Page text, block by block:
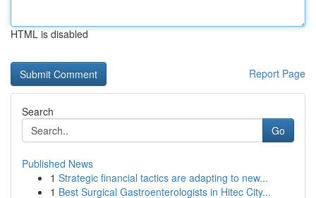
HTML is disabled
Report Page
Search
Go
Published News
1 Strategic financial tactics are adapting to new...
1 Best Surgical Gastroenterologists in Hitec City...